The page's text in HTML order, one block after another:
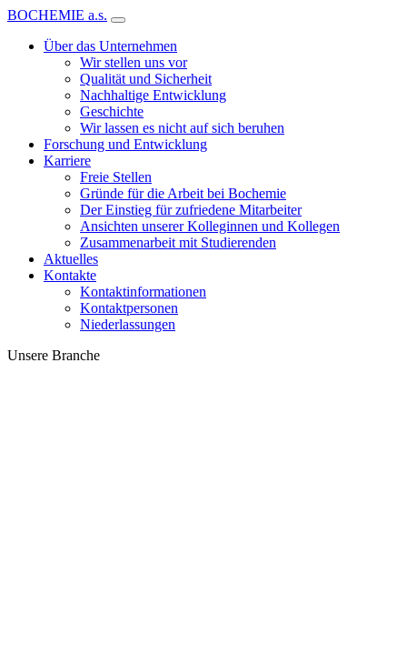
BOCHEMIE a.s.
Über das Unternehmen
Wir stellen uns vor
Qualität und Sicherheit
Nachhaltige Entwicklung
Geschichte
Wir lassen es nicht auf sich beruhen
Forschung und Entwicklung
Karriere
Freie Stellen
Gründe für die Arbeit bei Bochemie
Der Einstieg für zufriedene Mitarbeiter
Ansichten unserer Kolleginnen und Kollegen
Zusammenarbeit mit Studierenden
Aktuelles
Kontakte
Kontaktinformationen
Kontaktpersonen
Niederlassungen
Unsere Branche